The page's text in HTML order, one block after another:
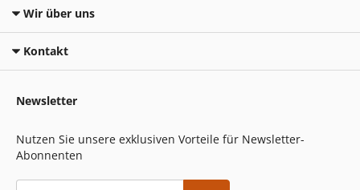
Wir über uns
Kontakt
Newsletter
Nutzen Sie unsere exklusiven Vorteile für Newsletter-
Abonnenten